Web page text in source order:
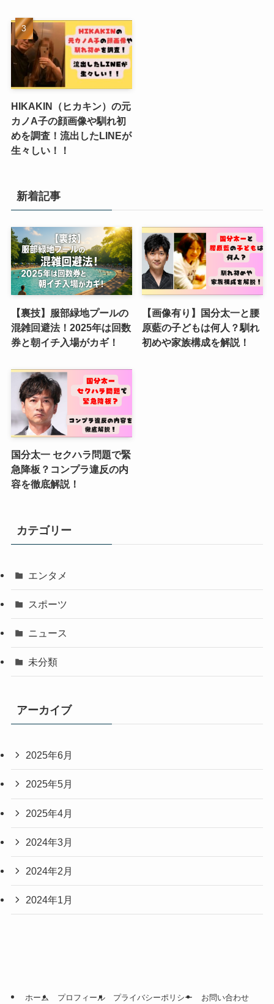
HIKAKIN（ヒカキン）の元
カノA子の顔画像や馴れ初
めを調査！流出したLINEが
生々しい！！
新着記事
【裏技】服部緑地プールの
混雑回避法！2025年は回数
券と朝イチ入場がカギ！
【画像有り】国分太一と腰
原藍の子どもは何人？馴れ
初めや家族構成を解説！
国分太一 セクハラ問題で緊
急降板？コンプラ違反の内
容を徹底解説！
カテゴリー
エンタメ
スポーツ
ニュース
未分類
アーカイブ
2025年6月
2025年5月
2025年4月
2024年3月
2024年2月
2024年1月
ホーム プロフィール プライバシーポリシー お問い合わせ